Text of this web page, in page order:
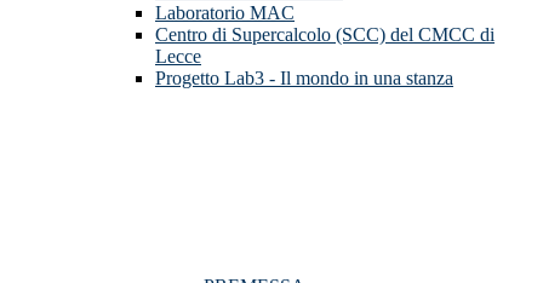
Laboratorio MAC
Centro di Supercalcolo (SCC) del CMCC di
Lecce
Progetto Lab3 - Il mondo in una stanza